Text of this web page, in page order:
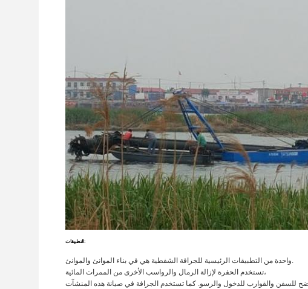
التطبيقات:
واحدة من التطبيقات الرئيسية للجرافة الشفطية هي في بناء الموانئ والموانئ.
تستخدم الحفرة لإزالة الرمال والرواسب الأخرى من الممرات المائية،